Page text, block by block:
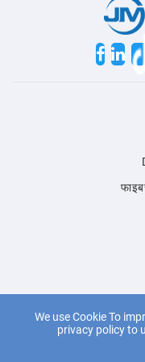
We use Cookie To
privacy policy to